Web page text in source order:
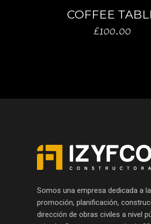
COFFEE
£100.00
Somos una empresa dedicada a la
promoción, planificación,
dirección de obras civiles a nivel